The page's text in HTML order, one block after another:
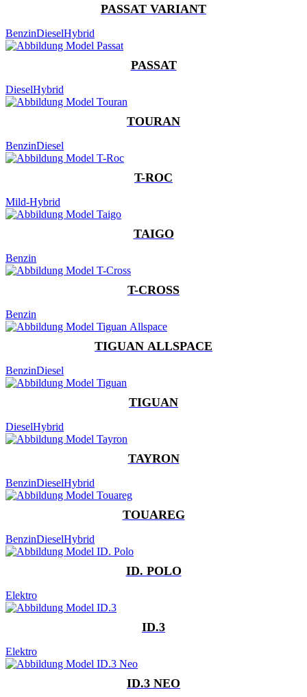
PASSAT VARIANT
BenzinDieselHybrid
PASSAT
DieselHybrid
TOURAN
BenzinDiesel
T-ROC
Mild-Hybrid
TAIGO
Benzin
T-CROSS
Benzin
TIGUAN ALLSPACE
BenzinDiesel
TIGUAN
DieselHybrid
TAYRON
BenzinDieselHybrid
TOUAREG
BenzinDieselHybrid
ID. POLO
Elektro
ID.3
Elektro
ID.3 NEO